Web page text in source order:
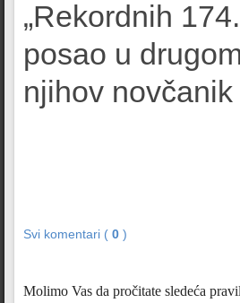
„Rekordnih
posao u
njihov novčanik
Svi komentari ( 0 )
Molimo Vas da pročitate sledeća